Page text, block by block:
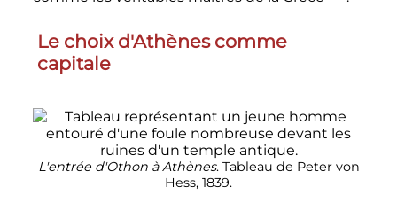
Le choix d'Athènes comme
capitale
L'entrée d'Othon à Athènes. Tableau de Peter von
Hess, 1839.